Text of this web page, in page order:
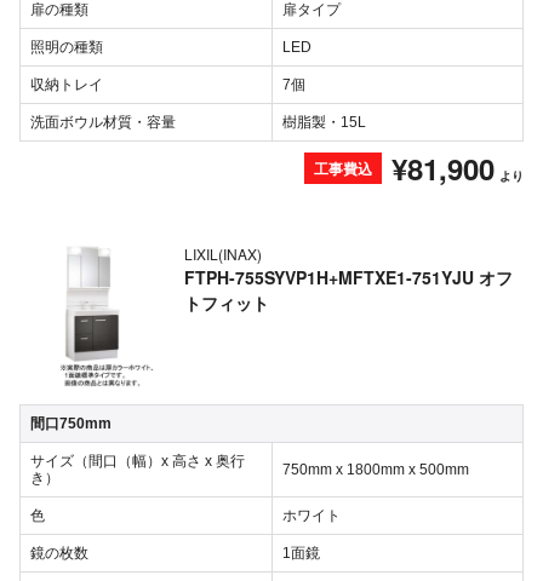
扉の種類 扉タイプ
照明の種類 LED
収納トレイ 7個
洗面ボウル材質・容量 樹脂製・15L
工事費込 ¥81,900 より
LIXIL(INAX)
FTPH-755SYVP1H+MFTXE1-751YJU オフ
トフィット
間口750mm
サイズ（間口（幅）x 高さ x 奥行
き）
750mm x 1800mm x 500mm
色 ホワイト
鏡の枚数 1面鏡